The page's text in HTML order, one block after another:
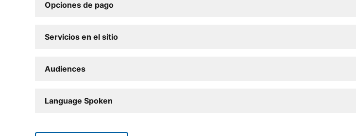
Opciones de pago
Servicios en el sitio
Audiences
Language Spoken